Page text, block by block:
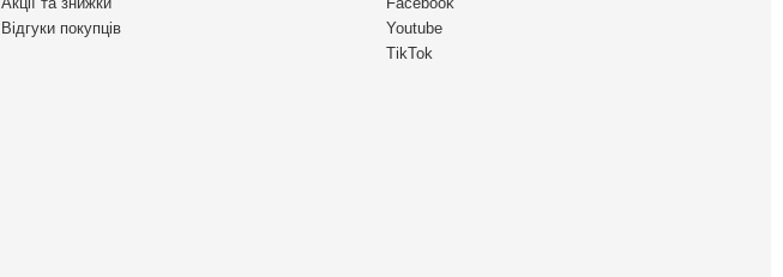
Відгуки покупців
Youtube
TikTok